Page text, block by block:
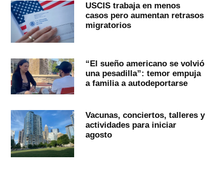
USCIS trabaja en menos
casos pero aumentan retrasos
migratorios
“El sueño americano se volvió
una pesadilla”: temor empuja
a familia a autodeportarse
Vacunas, conciertos, talleres y
actividades para iniciar
agosto